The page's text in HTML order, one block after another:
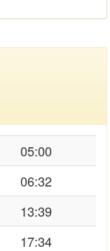
05:00
06:32
13:39
17:34